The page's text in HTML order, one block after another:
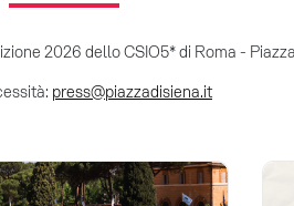
2026 dello CSIO5* di Roma -
press@piazzadisiena.it